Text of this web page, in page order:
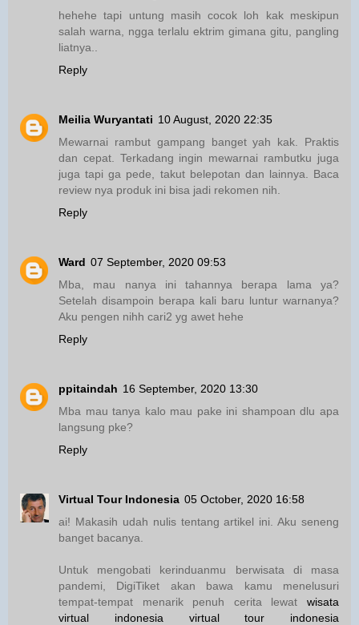
hehehe tapi untung masih cocok loh kak meskipun
salah warna, ngga terlalu ektrim gimana gitu, pangling
liatnya..
Reply
Meilia Wuryantati 10 August, 2020 22:35
Mewarnai rambut gampang banget yah kak. Praktis
dan cepat. Terkadang ingin mewarnai rambutku juga
juga tapi ga pede, takut belepotan dan lainnya. Baca
review nya produk ini bisa jadi rekomen nih.
Reply
Ward 07 September, 2020 09:53
Mba, mau nanya ini tahannya berapa lama ya?
Setelah disampoin berapa kali baru luntur warnanya?
Aku pengen nihh cari2 yg awet hehe
Reply
ppitaindah 16 September, 2020 13:30
Mba mau tanya kalo mau pake ini shampoan dlu apa
langsung pke?
Reply
Virtual Tour Indonesia 05 October, 2020 16:58
ai! Makasih udah nulis tentang artikel ini. Aku seneng
banget bacanya.
Untuk mengobati kerinduanmu berwisata di masa
pandemi, DigiTiket akan bawa kamu menelusuri
tempat-tempat menarik penuh cerita lewat wisata
virtual indonesia
virtual tour indonesia